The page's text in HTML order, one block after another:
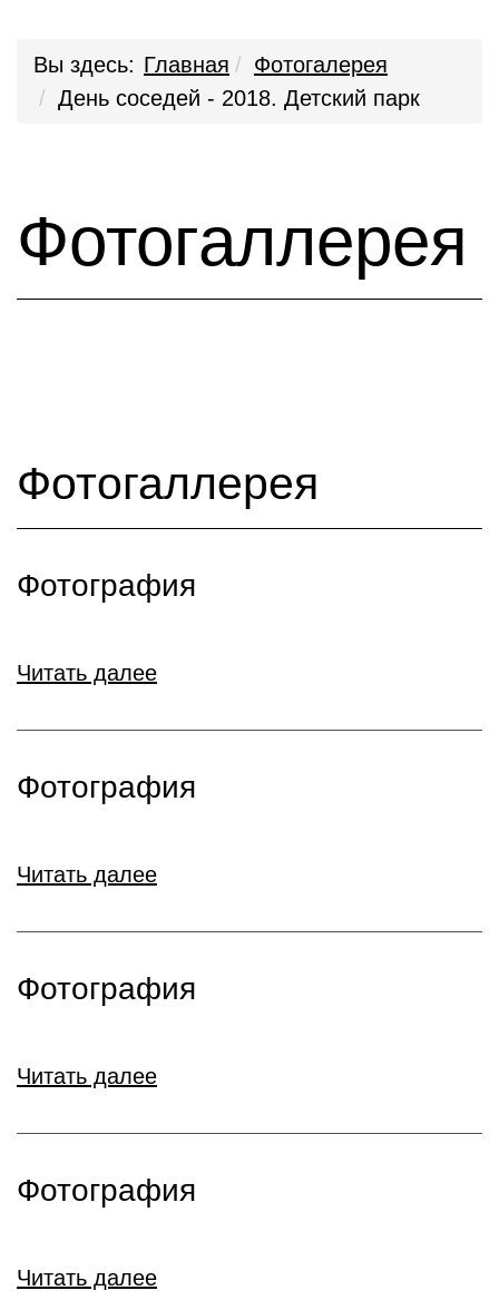
Вы здесь: Главная
Фотогалерея
День соседей - 2018. Детский парк
Фотогаллерея
Фотогаллерея
Фотография
Читать далее
Фотография
Читать далее
Фотография
Читать далее
Фотография
Читать далее